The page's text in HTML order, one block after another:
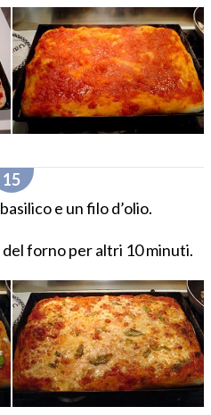
e un filo d’olio.
forno per altri 10 minuti.